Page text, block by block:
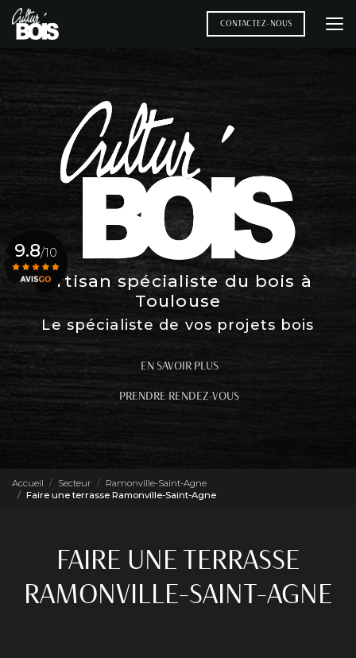
Aller
au
contenu
CONTACTEZ-NOUS
Artisan spécialiste du bois à
Toulouse
Le spécialiste de vos projets bois
EN SAVOIR PLUS
PRENDRE RENDEZ-VOUS
9.8/10
Accueil Secteur
Ramonville-Saint-Agne
Faire une terrasse Ramonville-Saint-Agne
FAIRE UNE TERRASSE
RAMONVILLE-SAINT-AGNE